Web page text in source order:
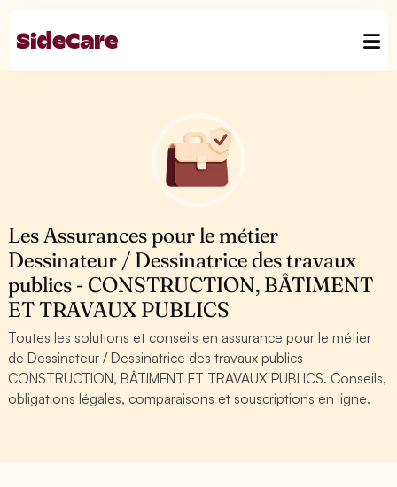
Les Assurances pour le métier
Dessinateur / Dessinatrice des travaux
publics - CONSTRUCTION, BÂTIMENT
ET TRAVAUX PUBLICS
Toutes les solutions et conseils en assurance pour le métier
de Dessinateur / Dessinatrice des travaux publics -
CONSTRUCTION, BÂTIMENT ET TRAVAUX PUBLICS. Conseils,
obligations légales, comparaisons et souscriptions en ligne.